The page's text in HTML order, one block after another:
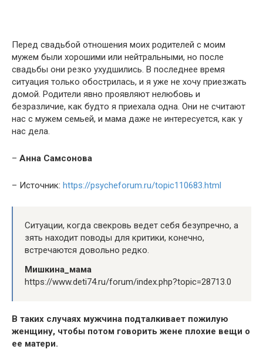
Перед свадьбой отношения моих родителей с моим
мужем были хорошими или нейтральными, но после
свадьбы они резко ухудшились. В последнее время
ситуация только обострилась, и я уже не хочу приезжать
домой. Родители явно проявляют нелюбовь и
безразличие, как будто я приехала одна. Они не считают
нас с мужем семьей, и мама даже не интересуется, как у
нас дела.
– Анна Самсонова
– Источник: https://psycheforum.ru/topic110683.html
Ситуации, когда свекровь ведет себя безупречно, а
зять находит поводы для критики, конечно,
встречаются довольно редко.
Мишкина_мама
https://www.deti74.ru/forum/index.php?topic=28713.0
В таких случаях мужчина подталкивает пожилую
женщину, чтобы потом говорить жене плохие вещи о
ее матери.